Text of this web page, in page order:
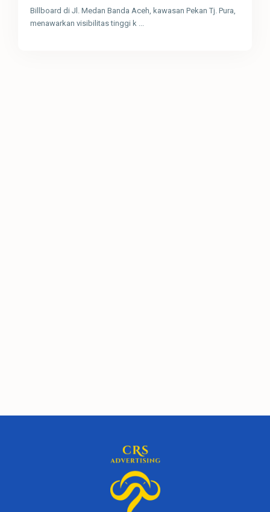
Billboard di Jl. Medan Banda Aceh, kawasan Pekan Tj. Pura,
menawarkan visibilitas tinggi k ...